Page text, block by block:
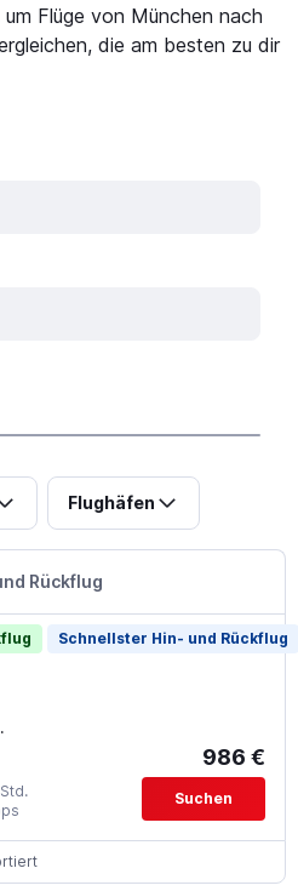
Flüge von München nach
die am besten zu dir
Flughäfen
Rückflug
Schnellster Hin- und Rückflug
986 €
Suchen